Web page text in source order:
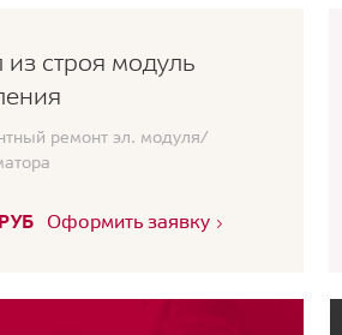
строя модуль
ремонт эл. модуля/
Оформить заявку